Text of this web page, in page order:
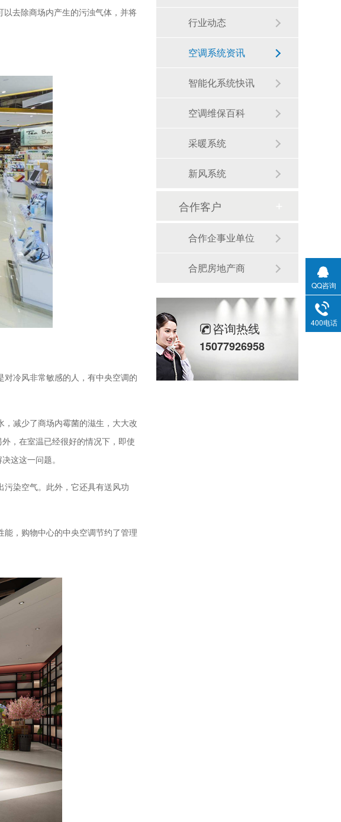
去除商场内产生的污浊气体，并将
冷风非常敏感的人，有中央空调的
减少了商场内霉菌的滋生，大大改
，在室温已经很好的情况下，即使
这这一问题。
染空气。此外，它还具有送风功
能，购物中心的中央空调节约了管理
行业动态
空调系统资讯
智能化系统快讯
空调维保百科
采暖系统
新风系统
合作客户
合作企事业单位
合肥房地产商
咨询热线
15077926958
QQ咨询
400电话